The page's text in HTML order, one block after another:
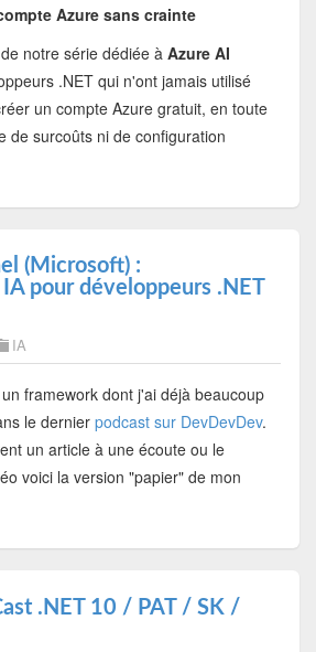
Azure sans crainte
notre série dédiée à Azure AI
.NET qui n'ont jamais utilisé
un compte Azure gratuit, en toute
de surcoûts ni de configuration
(Microsoft) :
pour développeurs .NET
IA
framework dont j'ai déjà beaucoup
le dernier podcast sur DevDevDev.
un article à une écoute ou le
voici la version "papier" de mon
.NET 10 / PAT / SK /